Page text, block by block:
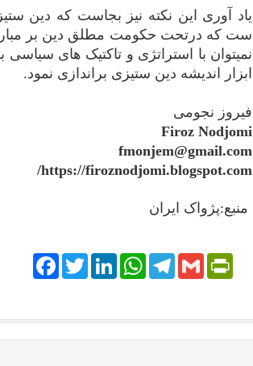
یاد آوری این نکته نیز بجاست که دین
ست که درتحت حکومت مطلق دین بر
نمیتوان با استراتژی و تاکتیک های سیاسی
ابزار اندیشه دین ستیزی براندازی نمود.
فیروز نجومی
Firoz Nodjomi
fmonjem@gmail.com
https://firoznodjomi.blogspot.com/
منبع:پژواک ایران
FacebookTwitterLinkedIn
WhatsAppTelegramGmail
PrintFriendly